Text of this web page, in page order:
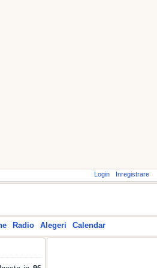
Login Inregistrare
Radio Alegeri Calendar